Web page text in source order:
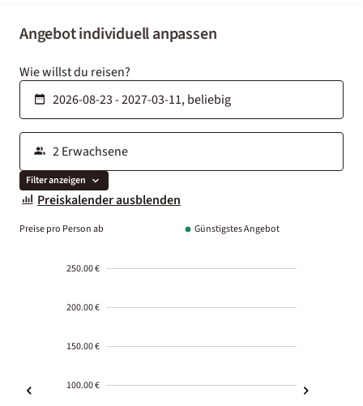
Angebot individuell anpassen
Wie willst du reisen?
Filter anzeigen
Preiskalender ausblenden
Preise pro Person ab Günstigstes Angebot
250.00 €
200.00 €
150.00 €
100.00 €